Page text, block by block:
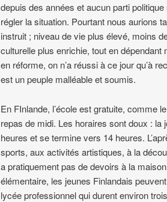
depuis des années et aucun parti politique
régler la situation. Pourtant nous aurions
instruit ; niveau de vie plus élevé, moins
culturelle plus enrichie, tout en dépendant
en réforme, on n’a réussi à ce jour qu’à
est un peuple malléable et soumis.
En FInlande, l’école est gratuite, comme
repas de midi. Les horaires sont doux : la
heures et se termine vers 14 heures.
sports, aux activités artistiques, à la
a pratiquement pas de devoirs à la
élémentaire, les jeunes Finlandais
lycée professionnel qui durent environ